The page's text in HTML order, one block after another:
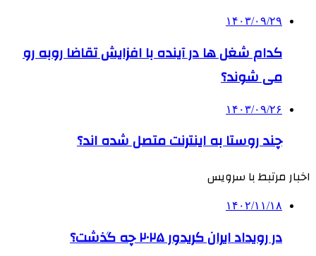
۱۴۰۳/۰۹/۲۹
کدام شغل ها در آینده با افزایش تقاضا روبه رو
می شوند؟
۱۴۰۳/۰۹/۲۶
چند روستا به اینترنت متصل شده اند؟
اخبار مرتبط با سرویس
۱۴۰۲/۱۱/۱۸
در رویداد ایران کریدور ۲۰۲۵ چه گذشت؟